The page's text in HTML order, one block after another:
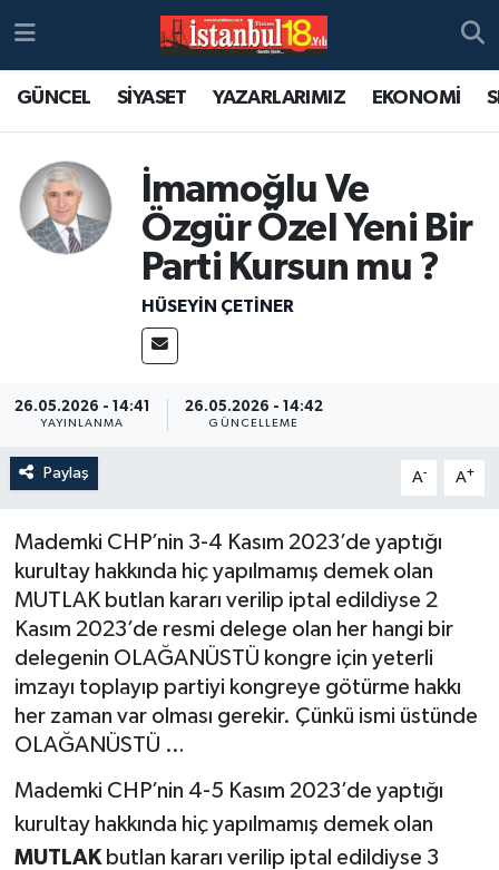
GÜNCEL SİYASET YAZARLARIMIZ EKONOMİ
İmamoğlu Ve
Özgür Özel Yeni Bir
Parti Kursun mu ?
HÜSEYIN ÇETİNER
26.05.2026 - 14:41
YAYINLANMA
26.05.2026 - 14:42
GÜNCELLEME
Paylaş A- A+
Mademki CHP’nin 3-4 Kasım 2023’de yaptığı
kurultay hakkında hiç yapılmamış demek olan
MUTLAK butlan kararı verilip iptal edildiyse 2
Kasım 2023’de resmi delege olan her hangi bir
delegenin OLAĞANÜSTÜ kongre için yeterli
imzayı toplayıp partiyi kongreye götürme hakkı
her zaman var olması gerekir. Çünkü ismi üstünde
OLAĞANÜSTÜ …
Mademki CHP’nin 4-5 Kasım 2023’de yaptığı
kurultay hakkında hiç yapılmamış demek olan
MUTLAKbutlan kararı verilip iptal edildiyse 3